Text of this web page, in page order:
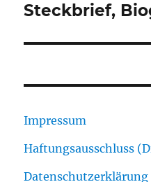
Steckbrief,
Impressum
Haftungsausschluss
Datenschutzerklärung